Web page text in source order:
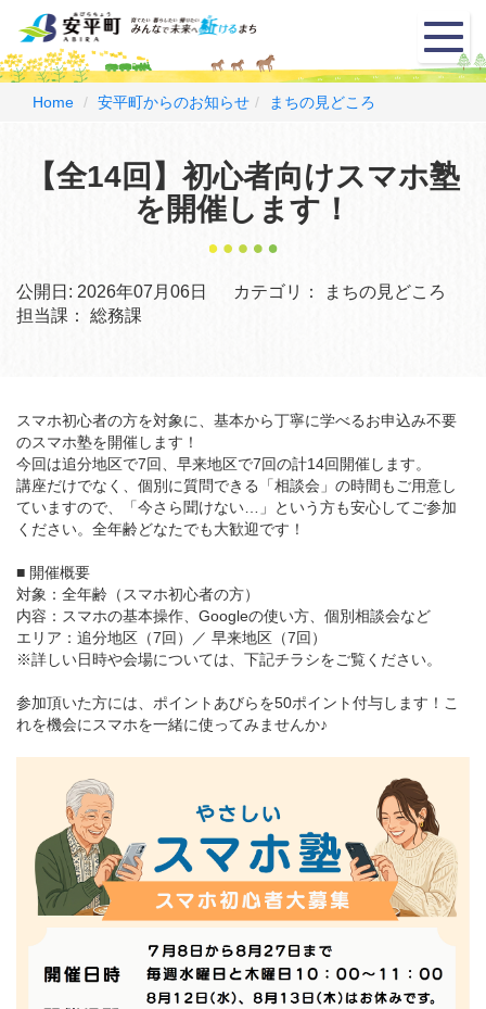
メ
ニ
ュ
Home 安平町からのお知らせ まちの見どころ
【全14回】初心者向けスマホ塾
を開催します！
公開日: 2026年07月06日 カテゴリ：
まちの見どころ
担当課：
総務課
スマホ初心者の方を対象に、基本から丁寧に学べるお申込み不要
のスマホ塾を開催します！
今回は追分地区で7回、早来地区で7回の計14回開催します。
講座だけでなく、個別に質問できる「相談会」の時間もご用意し
ていますので、「今さら聞けない…」という方も安心してご参加
ください。全年齢どなたでも大歓迎です！
■ 開催概要
対象：全年齢（スマホ初心者の方）
内容：スマホの基本操作、Googleの使い方、個別相談会など
エリア：追分地区（7回）／ 早来地区（7回）
※詳しい日時や会場については、下記チラシをご覧ください。
参加頂いた方には、ポイントあびらを50ポイント付与します！こ
れを機会にスマホを一緒に使ってみませんか♪